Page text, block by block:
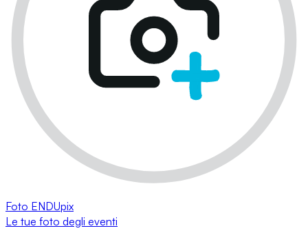
Foto ENDUpix
Le tue foto degli eventi